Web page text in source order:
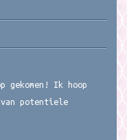
gekomen! Ik hoop
potentiele